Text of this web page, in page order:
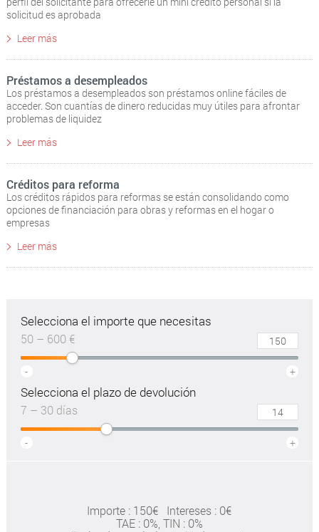
solicitud es aprobada
Leer más
Préstamos a desempleados
Los préstamos a desempleados son préstamos online fáciles de
acceder. Son cuantías de dinero reducidas muy útiles para afrontar
problemas de liquidez
Leer más
Créditos para reforma
Los créditos rápidos para reformas se están consolidando como
opciones de financiación para obras y reformas en el hogar o
empresas
Leer más
Selecciona el importe que necesitas
50 – 600 €
- +
Selecciona el plazo de devolución
7 – 30 días
- +
Importe : 150€
Intereses : 0€
TAE: 0% , TIN : 0%